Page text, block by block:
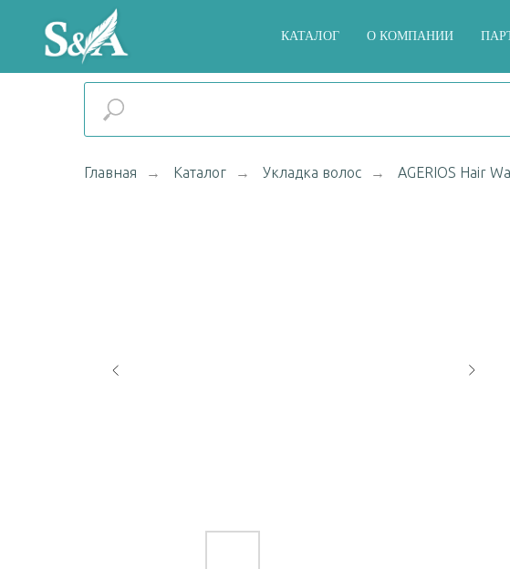
КАТАЛОГ О КОМПАНИИ
Главная → Каталог → Укладка волос → AGERIOS Hair